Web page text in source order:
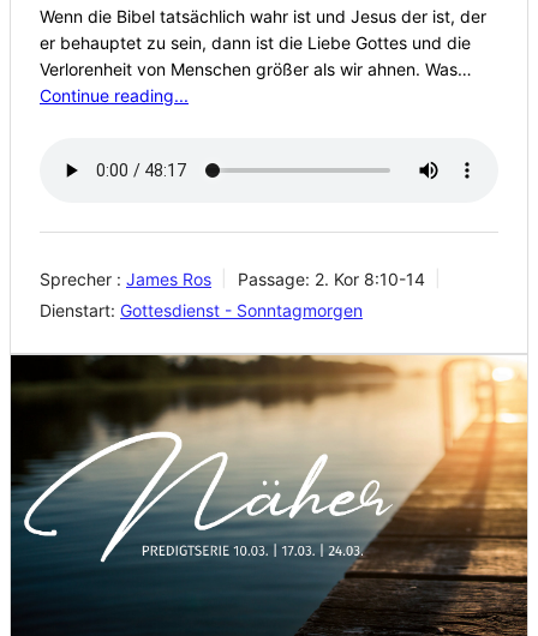
Wenn die Bibel tatsächlich wahr ist und Jesus der ist, der
er behauptet zu sein, dann ist die Liebe Gottes und die
Verlorenheit von Menschen größer als wir ahnen. Was…
Continue reading...
Sprecher : James Ros Passage: 2. Kor 8:10-14
Dienstart: Gottesdienst - Sonntagmorgen